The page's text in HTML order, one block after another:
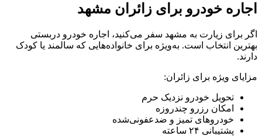
اجاره خودرو برای زائران مشهد
اگر برای زیارت به مشهد سفر می‌کنید، اجاره خودرو دربستی
بهترین انتخاب است. به‌ویژه برای خانواده‌هایی که سالمند یا کودک
دارند.
مزایای ویژه برای زائران:
تحویل خودرو نزدیک حرم
امکان رزرو چندروزه
خودروهای تمیز و ضدعفونی‌شده
پشتیبانی ۲۴ ساعته